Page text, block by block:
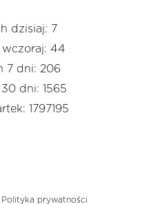
dzisiaj: 7
44
7 dni: 206
dni: 1565
1797195
Polityka prywatności